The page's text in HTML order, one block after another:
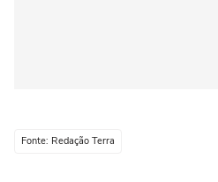
Fonte: Redação Terra